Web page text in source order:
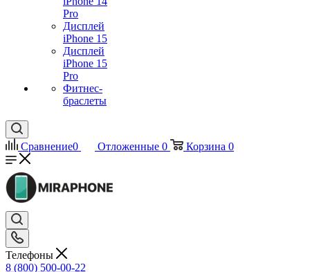
Pro
Дисплей
iPhone 15
Дисплей
iPhone 15
Pro
Фитнес-
браслеты
Сравнение0 Отложенные 0 Корзина 0
Телефоны
8 (800) 500-00-22